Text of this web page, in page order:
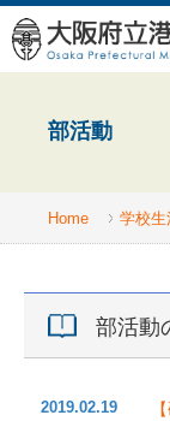
部活動
Home 学校生
部活動
2019.02.19